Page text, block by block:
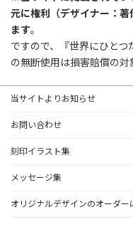
元に権利（デザイナー：
ます。
ですので、『世界にひと
の無断使用は損害賠償の対
当サイトよりお知らせ
お問い合わせ
刻印イラスト集
メッセージ集
オリジナルデザインのオーダー